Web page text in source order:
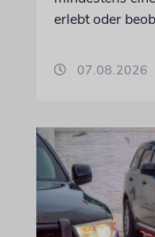
erlebt oder
07.08.2026